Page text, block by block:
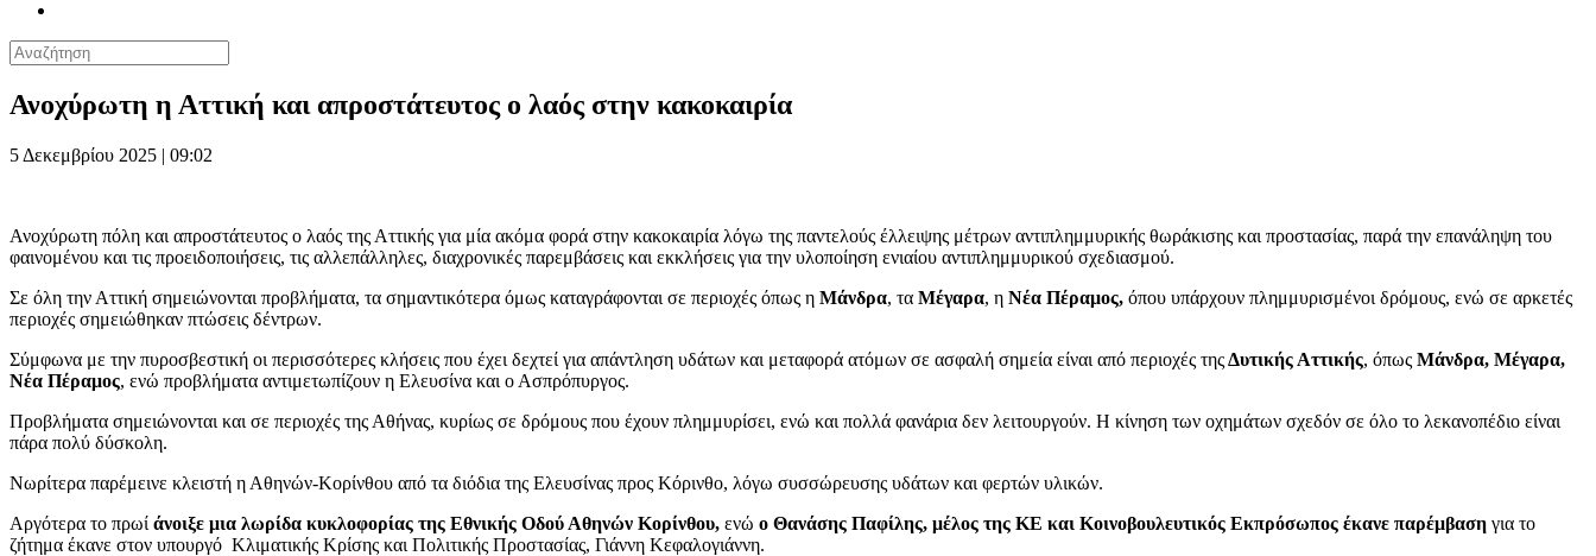
Ανοχύρωτη η Αττική και απροστάτευτος ο λαός στην κακοκαιρία
5 Δεκεμβρίου 2025 | 09:02
Ανοχύρωτη πόλη και απροστάτευτος ο λαός της Αττικής για μία ακόμα φορά στην κακοκαιρία λόγω της παντελούς έλλειψης μέτρων αντιπλημμυρικής θωράκισης και προστασίας, παρά την επανάληψη του
φαινομένου και τις προειδοποιήσεις, τις αλλεπάλληλες, διαχρονικές παρεμβάσεις και εκκλήσεις για την υλοποίηση ενιαίου αντιπλημμυρικού σχεδιασμού.
Σε όλη την Αττική σημειώνονται προβλήματα, τα σημαντικότερα όμως καταγράφονται σε περιοχές όπως η Μάνδρα, τα Μέγαρα, η Νέα Πέραμος, όπου υπάρχουν πλημμυρισμένοι δρόμους, ενώ σε αρκετές
περιοχές σημειώθηκαν πτώσεις δέντρων.
Σύμφωνα με την πυροσβεστική οι περισσότερες κλήσεις που έχει δεχτεί για απάντληση υδάτων και μεταφορά ατόμων σε ασφαλή σημεία είναι από περιοχές τηςΔυτικής Αττικής, όπως Μάνδρα, Μέγαρα,
Νέα Πέραμος, ενώ προβλήματα αντιμετωπίζουν η Ελευσίνα και ο Ασπρόπυργος.
Προβλήματα σημειώνονται και σε περιοχές της Αθήνας, κυρίως σε δρόμους που έχουν πλημμυρίσει, ενώ και πολλά φανάρια δεν λειτουργούν. Η κίνηση των οχημάτων σχεδόν σε όλο το λεκανοπέδιο είναι
πάρα πολύ δύσκολη.
Νωρίτερα παρέμεινε κλειστή η Αθηνών-Κορίνθου από τα διόδια της Ελευσίνας προς Κόρινθο, λόγω συσσώρευσης υδάτων και φερτών υλικών.
Αργότερα το πρωί άνοιξε μια λωρίδα κυκλοφορίας της Εθνικής Οδού Αθηνών Κορίνθου, ενώ ο Θανάσης Παφίλης, μέλος της ΚΕ και Κοινοβουλευτικός Εκπρόσωπος έκανε παρέμβαση για το
ζήτημα έκανε στον υπουργό Κλιματικής Κρίσης και Πολιτικής Προστασίας, Γιάννη Κεφαλογιάννη.